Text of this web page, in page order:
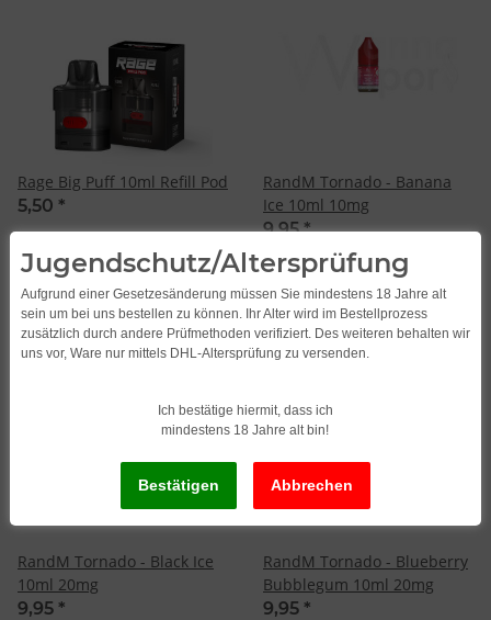
Rage Big Puff 10ml Refill Pod
5,50 *
RandM Tornado - Banana
Ice 10ml 10mg
9,95*
RandM Tornado - Black Ice
10ml 20mg
9,95 *
RandM Tornado - Blueberry
Bubblegum 10ml 20mg
9,95 *
Jugendschutz/Altersprüfung
Aufgrund einer Gesetzesänderung müssen Sie mindestens 18 Jahre alt
sein um bei uns bestellen zu können. Ihr Alter wird im Bestellprozess
zusätzlich durch andere Prüfmethoden verifiziert. Des weiteren behalten wir
uns vor, Ware nur mittels DHL-Altersprüfung zu versenden.
Ich bestätige hiermit, dass ich
mindestens 18 Jahre alt bin!